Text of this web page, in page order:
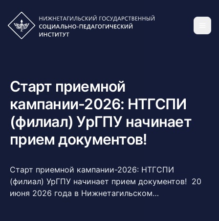
Старт приемной
кампании-2026: НТГСПИ
(филиал) УрГПУ начинает
прием документов!
Старт приемной кампании-2026: НТГСПИ
(филиал) УрГПУ начинает прием документов! 20
июня 2026 года в Нижнетагильском